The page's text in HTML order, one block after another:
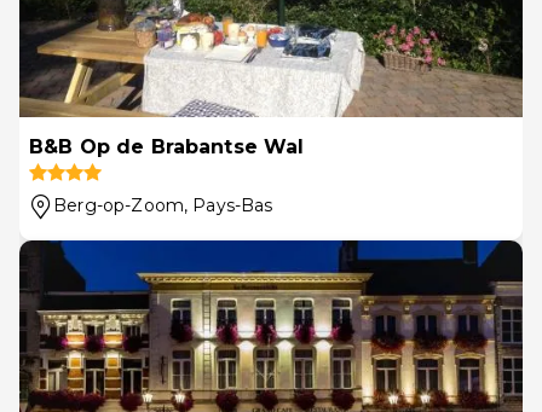
B&B Op de Brabantse Wal
Berg-op-Zoom, Pays-Bas